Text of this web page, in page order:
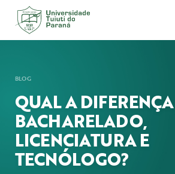
Acesse
conteúdo
BLOG
QUAL A
BACHARELADO,
LICENCIATURA E
TECNÓLOGO?